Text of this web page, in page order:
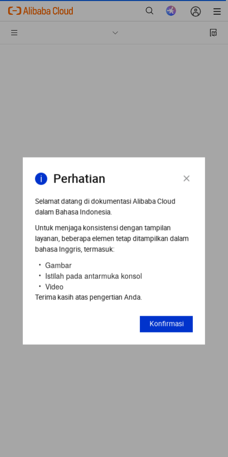
Perhatian
Selamat datang di dokumentasi Alibaba Cloud
dalam Bahasa Indonesia.
Untuk menjaga konsistensi dengan tampilan
layanan, beberapa elemen tetap ditampilkan dalam
bahasa Inggris, termasuk:
Gambar
Istilah pada antarmuka konsol
Video
Terima kasih atas pengertian Anda.
Konfirmasi